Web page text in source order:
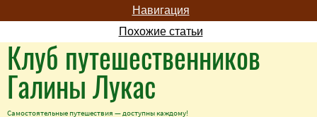
Навигация
Похожие статьи
Клуб путешественников
Галины Лукас
Самостоятельные путешествия — доступны каждому!